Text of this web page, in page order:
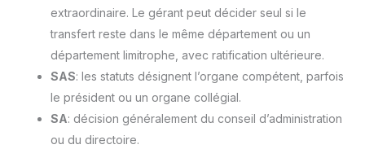
extraordinaire. Le gérant peut décider seul si le
transfert reste dans le même département ou un
département limitrophe, avec ratification ultérieure.
SAS: les statuts désignent l’organe compétent, parfois
le président ou un organe collégial.
SA: décision généralement du conseil d’administration
ou du directoire.